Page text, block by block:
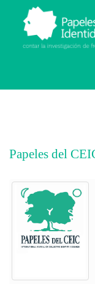
Papeles del